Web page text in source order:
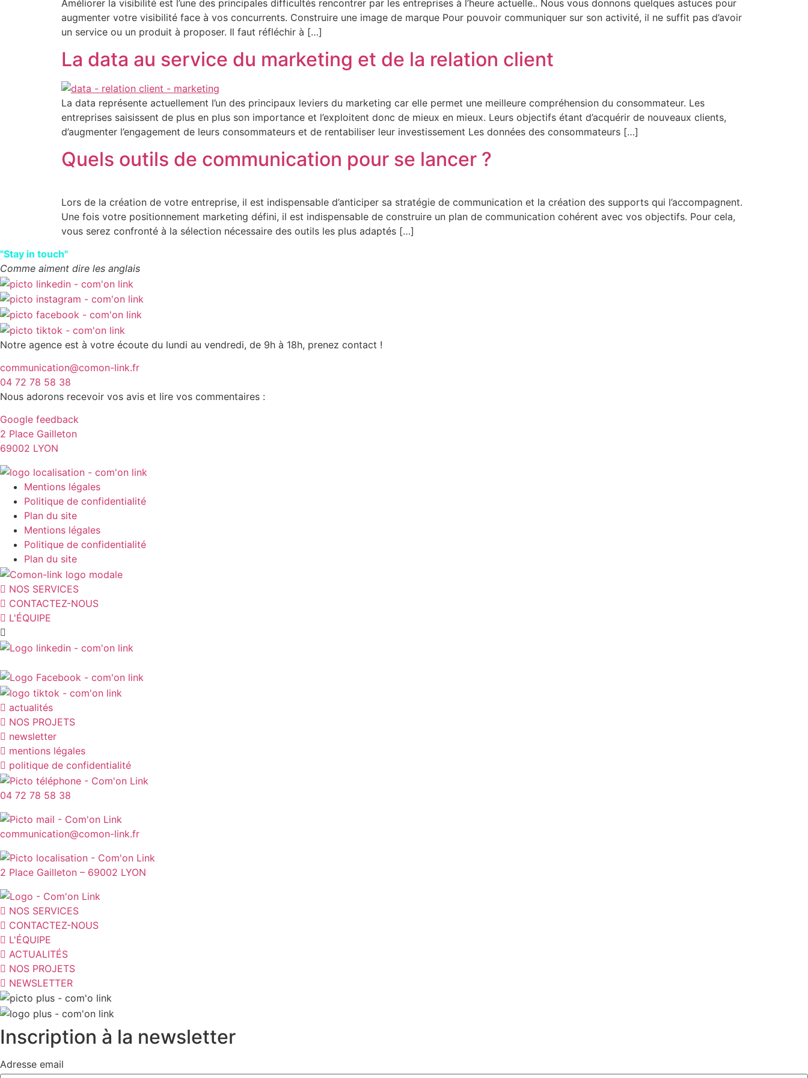
Améliorer la visibilité est l’une des principales difficultés rencontrer par les entreprises à l’heure actuelle.. Nous vous donnons quelques astuces pour
augmenter votre visibilité face à vos concurrents. Construire une image de marque Pour pouvoir communiquer sur son activité, il ne suffit pas d’avoir
un service ou un produit à proposer. Il faut réfléchir à […]
La data au service du marketing et de la relation client
La data représente actuellement l’un des principaux leviers du marketing car elle permet une meilleure compréhension du consommateur. Les
entreprises saisissent de plus en plus son importance et l’exploitent donc de mieux en mieux. Leurs objectifs étant d’acquérir de nouveaux clients,
d’augmenter l’engagement de leurs consommateurs et de rentabiliser leur investissement Les données des consommateurs […]
Quels outils de communication pour se lancer ?
Lors de la création de votre entreprise, il est indispensable d’anticiper sa stratégie de communication et la création des supports qui l’accompagnent.
Une fois votre positionnement marketing défini, il est indispensable de construire un plan de communication cohérent avec vos objectifs. Pour cela,
vous serez confronté à la sélection nécessaire des outils les plus adaptés […]
"Stay in touch"
Comme aiment dire les anglais
Notre agence est à votre écoute du lundi au vendredi, de 9h à 18h, prenez contact !
communication@comon-link.fr
04 72 78 58 38
Nous adorons recevoir vos avis et lire vos commentaires :
Google feedback
2 Place Gailleton
69002 LYON
Mentions légales
Politique de confidentialité
Plan du site
Mentions légales
Politique de confidentialité
Plan du site
NOS SERVICES
CONTACTEZ-NOUS
L'ÉQUIPE
actualités
NOS PROJETS
newsletter
mentions légales
politique de confidentialité
04 72 78 58 38
communication@comon-link.fr
2 Place Gailleton – 69002 LYON
NOS SERVICES
CONTACTEZ-NOUS
L'ÉQUIPE
ACTUALITÉS
NOS PROJETS
NEWSLETTER
Inscription à la newsletter
Adresse email